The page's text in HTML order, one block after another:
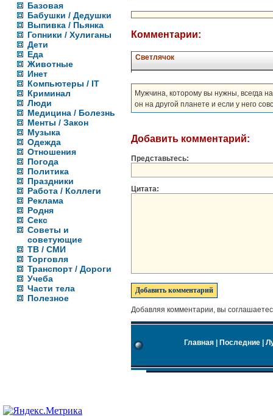
Базовая
Бабушки / Дедушки
Выпивка / Пьянка
Гопники / Хулиганы
Дети
Еда
Животные
Инет
Компьютеры / IT
Криминал
Люди
Медицина / Болезнь
Менты / Закон
Музыка
Одежда
Отношения
Погода
Политика
Праздники
Работа / Коллеги
Реклама
Родня
Секс
Советы и
советующие
ТВ / СМИ
Торговля
Транспорт / Дороги
Учеба
Части тела
Полезное
Комментарии:
Светлячок
Мужчина, которому вы нужны, всегда
он на другой планете и если у него
Добавить комментарий:
Представьтесь:
Цитата:
Добавляя комментарии, вы
Главная Последние